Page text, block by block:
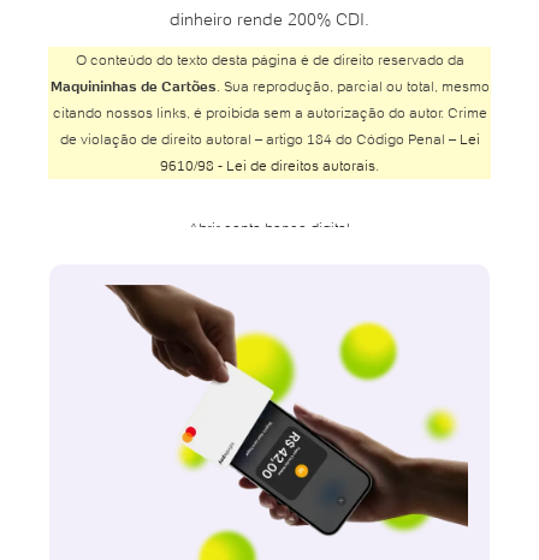
dinheiro rende 200% CDI.
O conteúdo do texto desta página é de direito reservado da
Maquininhas de Cartões . Sua reprodução, parcial ou total, mesmo
citando nossos links, é proibida sem a autorização do autor. Crime
de violação de direito autoral – artigo 184 do Código Penal – Lei
9610/98 - Lei de direitos autorais
Abrir conta banco digital
Abrir conta Banco Inter
Abrir conta Banco Safra
Abrir conta BMG
Abrir conta Bradesco
Abrir conta Bradesco online
Abrir conta Bradesco poupança
Abrir conta Caixa
Abrir conta Caixa online
Abrir conta conjunta online